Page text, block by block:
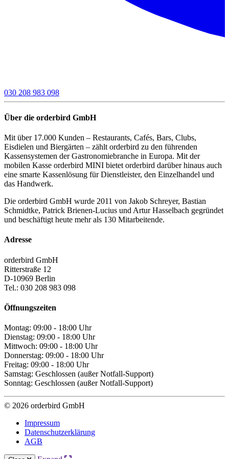
030 208 983 098
Über die orderbird GmbH
Mit über 17.000 Kunden – Restaurants, Cafés, Bars, Clubs,
Eisdielen und Biergärten – zählt orderbird zu den führenden
Kassensystemen der Gastronomiebranche in Europa. Mit der
mobilen Kasse orderbird MINI bietet orderbird darüber hinaus auch
eine smarte Kassenlösung für Dienstleister, den Einzelhandel und
das Handwerk.
Die orderbird GmbH wurde 2011 von Jakob Schreyer, Bastian
Schmidtke, Patrick Brienen-Lucius und Artur Hasselbach gegründet
und beschäftigt heute mehr als 130 Mitarbeitende.
Adresse
orderbird GmbH
Ritterstraße 12
D-10969 Berlin
Tel.: 030 208 983 098
Öffnungszeiten
Montag: 09:00 - 18:00 Uhr
Dienstag: 09:00 - 18:00 Uhr
Mittwoch: 09:00 - 18:00 Uhr
Donnerstag: 09:00 - 18:00 Uhr
Freitag: 09:00 - 18:00 Uhr
Samstag: Geschlossen (außer Notfall-Support)
Sonntag: Geschlossen (außer Notfall-Support)
© 2026 orderbird GmbH
Impressum
Datenschutzerklärung
AGB